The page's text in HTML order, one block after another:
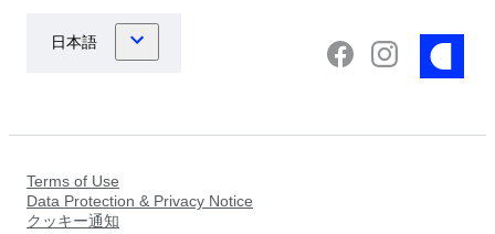
Terms of Use
Data Protection & Privacy Notice
クッキー通知